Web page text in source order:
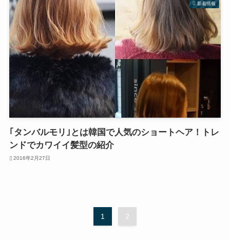
新着情報
｢タンバルモリ｣とは韓国で人気のショートヘア！トレ
ンドでカワイイ髪型の紹介
2016年2月27日
1 2